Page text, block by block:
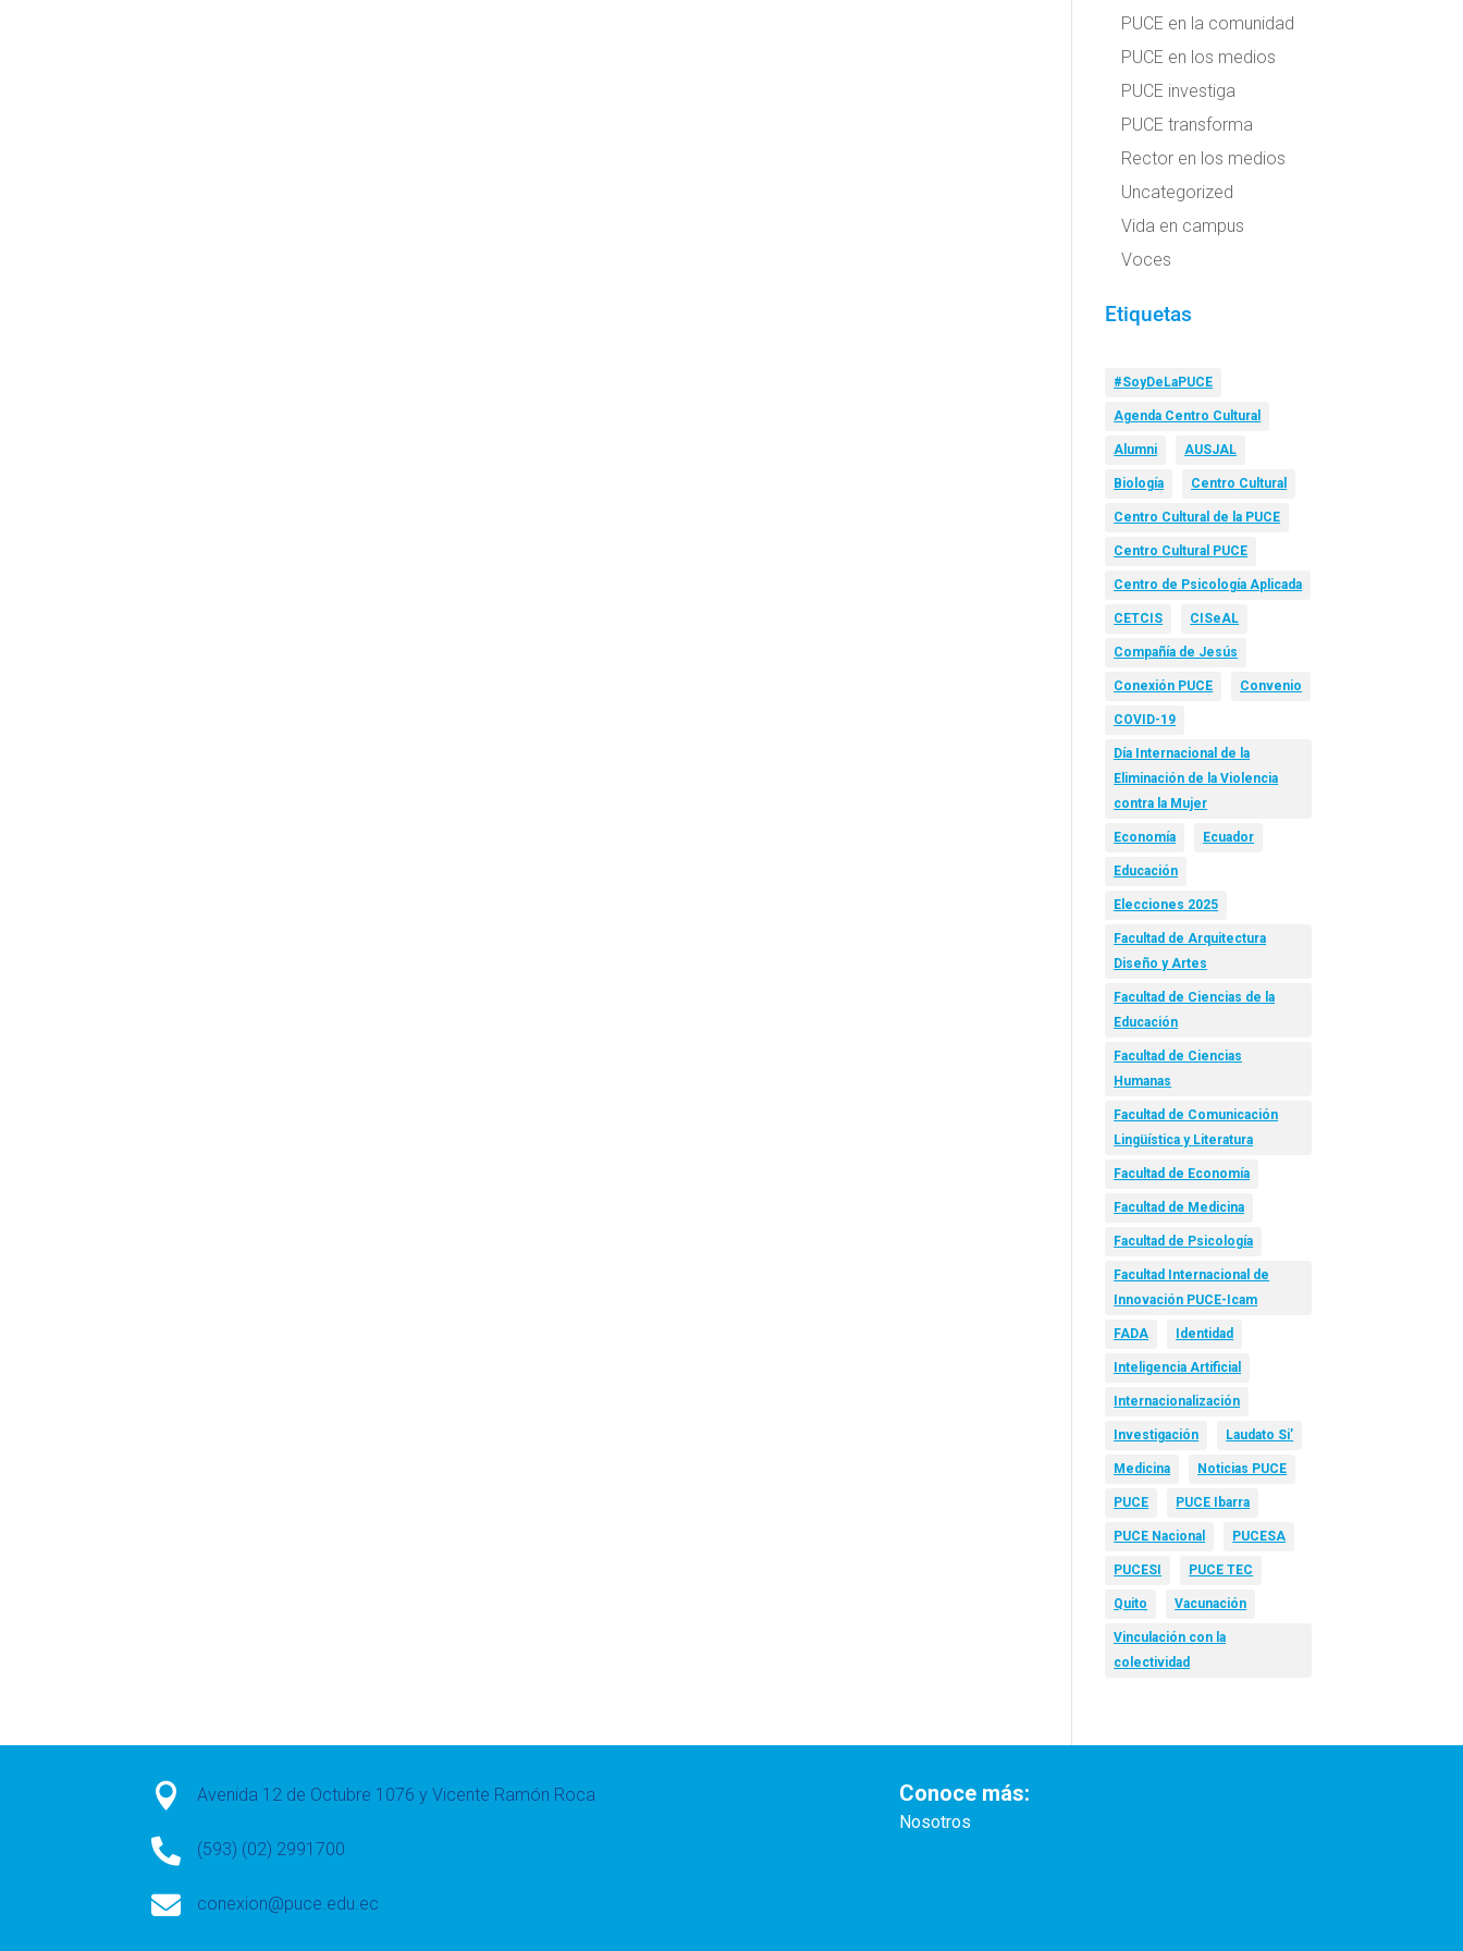
PUCE en la comunidad
PUCE en los medios
PUCE investiga
PUCE transforma
Rector en los medios
Uncategorized
Vida en campus
Voces
Etiquetas
#SoyDeLaPUCE
Agenda Centro Cultural
Alumni AUSJAL
Biología Centro Cultural
Centro Cultural de la PUCE
Centro Cultural PUCE
Centro de Psicología Aplicada
CETCIS CISeAL
Compañía de Jesús
Conexión PUCE Convenio
COVID-19
Día Internacional de la
Eliminación de la Violencia
contra la Mujer
Economía Ecuador
Educación
Elecciones 2025
Facultad de Arquitectura
Diseño y Artes
Facultad de Ciencias de la
Educación
Facultad de Ciencias
Humanas
Facultad de Comunicación
Lingüística y Literatura
Facultad de Economía
Facultad de Medicina
Facultad de Psicología
Facultad Internacional de
Innovación PUCE-Icam
FADA Identidad
Inteligencia Artificial
Internacionalización
Investigación Laudato Si’
Medicina Noticias PUCE
PUCE PUCE Ibarra
PUCE Nacional PUCESA
PUCESI PUCE TEC
Quito Vacunación
Vinculación con la
colectividad
 Avenida 12 de Octubre 1076 y Vicente Ramón Roca
 (593) (02) 2991700
 conexion@puce.edu.ec
Conoce más:
Nosotros